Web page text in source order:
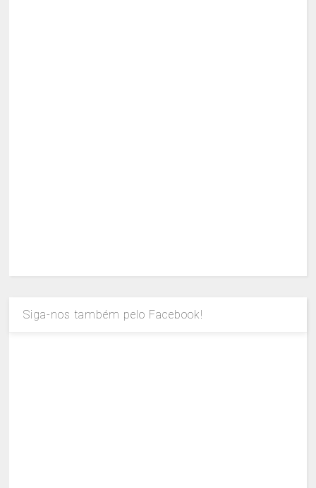
Siga-nos também pelo Facebook!